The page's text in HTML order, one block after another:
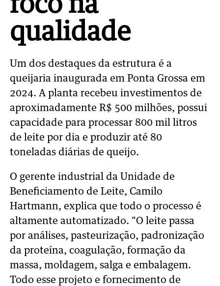
foco na
qualidade
Um dos destaques da estrutura é a
queijaria inaugurada em Ponta Grossa em
2024. A planta recebeu investimentos de
aproximadamente R$ 500 milhões, possui
capacidade para processar 800 mil litros
de leite por dia e produzir até 80
toneladas diárias de queijo.
O gerente industrial da Unidade de
Beneficiamento de Leite, Camilo
Hartmann, explica que todo o processo é
altamente automatizado. "O leite passa
por análises, pasteurização, padronização
da proteína, coagulação, formação da
massa, moldagem, salga e embalagem.
Todo esse projeto e fornecimento de